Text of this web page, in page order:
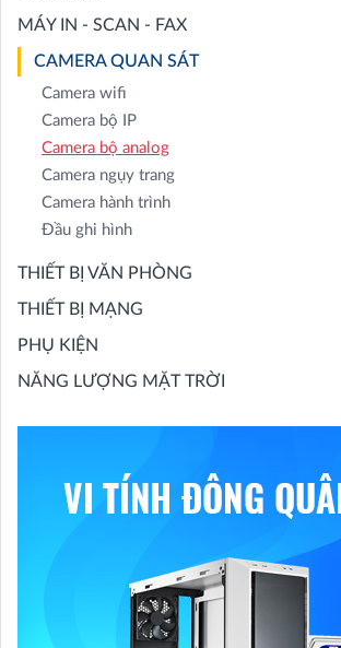
MÁY IN - SCAN - FAX
CAMERA QUAN SÁT
Camera wifi
Camera bộ IP
Camera bộ analog
Camera ngụy trang
Camera hành trình
Đầu ghi hình
THIẾT BỊ VĂN PHÒNG
THIẾT BỊ MẠNG
PHỤ KIỆN
NĂNG LƯỢNG MẶT TRỜI